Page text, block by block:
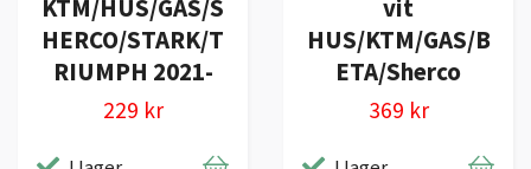
KTM/HUS/GAS/S
HERCO/STARK/T
RIUMPH 2021-
229 kr
vit
HUS/KTM/GAS/B
ETA/Sherco
369 kr